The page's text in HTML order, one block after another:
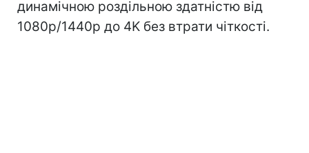
динамічною роздільною здатністю від
1080p/1440p до 4K без втрати чіткості.